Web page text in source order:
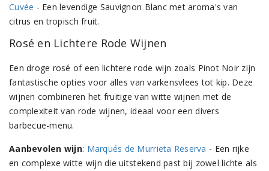
Cuvée - Een levendige Sauvignon Blanc met aroma's van
citrus en tropisch fruit.
Rosé en Lichtere Rode Wijnen
Een droge rosé of een lichtere rode wijn zoals Pinot Noir zijn
fantastische opties voor alles van varkensvlees tot kip. Deze
wijnen combineren het fruitige van witte wijnen met de
complexiteit van rode wijnen, ideaal voor een divers
barbecue-menu.
Aanbevolen wijn: Marqués de Murrieta Reserva - Een rijke
en complexe witte wijn die uitstekend past bij zowel lichte als